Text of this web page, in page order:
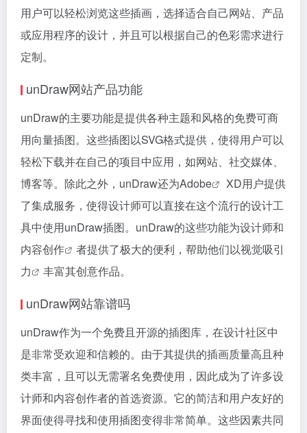
用户可以轻松浏览这些插画，选择适合自己网站、产品
或应用程序的设计，并且可以根据自己的色彩需求进行
定制​​​​​​。
unDraw网站产品功能
unDraw的主要功能是提供各种主题和风格的免费可商
用向量插图。这些插图以SVG格式提供，使得用户可以
轻松下载并在自己的项目中应用，如网站、社交媒体、
博客等。除此之外，unDraw还为Adobe
XD用户提供
了集成服务，使得设计师可以直接在这个流行的设计工
具中使用unDraw插图。unDraw的这些功能为设计师和
内容创作
者提供了极大的便利，帮助他们以视觉吸引
力
丰富其创意作品​​​​。
unDraw网站靠谱吗
unDraw作为一个免费且开源的插图库，在设计社区中
是非常受欢迎和信赖的。由于其提供的插画质量高且种
类丰富，且可以无需署名免费使用，因此成为了许多设
计师和内容创作者的首选资源。它的简洁和用户友好的
界面使得寻找和使用插图变得非常简单。这些因素共同